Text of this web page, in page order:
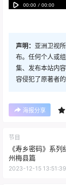
声明： 亚洲卫视
布。任何个人或
集、发布本站内
容侵犯了原著者
海报分享
节目
《寿乡密码》系列
州梅县篇
2023-12-15 13:51:39